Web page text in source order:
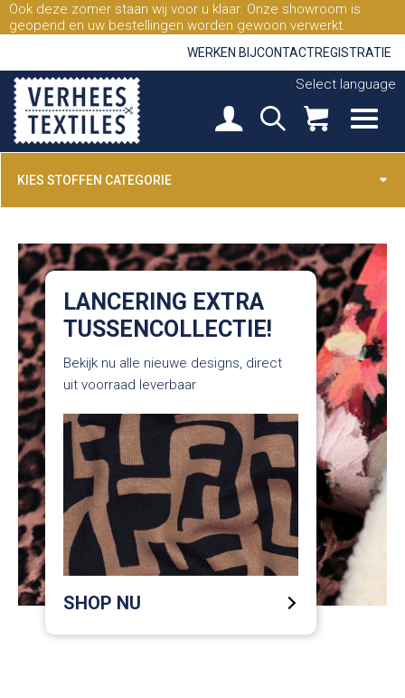
Ook deze zomer staan wij voor u klaar. Onze showroom is
geopend en uw bestellingen worden gewoon verwerkt.
WERKEN BIJCONTACTREGISTRATIE
Select language
KIES STOFFEN CATEGORIE
LANCERING EXTRA
TUSSENCOLLECTIE!
Bekijk nu alle nieuwe designs, direct
uit voorraad leverbaar
SHOP NU